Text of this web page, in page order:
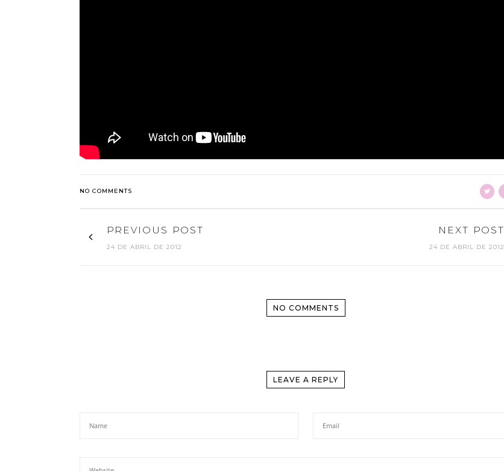
NO COMMENTS
PREVIOUS POST
24 DE ABRIL DE 2012
NEXT POST
24 DE ABRIL DE 2012
NO COMMENTS
LEAVE A REPLY